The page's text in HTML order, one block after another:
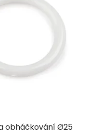
obháčkování Ø25